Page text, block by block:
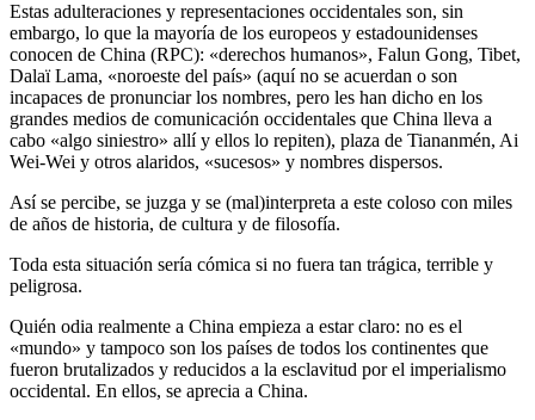
Estas adulteraciones y representaciones occidentales son, sin
embargo, lo que la mayoría de los europeos y estadounidenses
conocen de China (RPC): «derechos humanos», Falun Gong, Tibet,
Dalaï Lama, «noroeste del país» (aquí no se acuerdan o son
incapaces de pronunciar los nombres, pero les han dicho en los
grandes medios de comunicación occidentales que China lleva a
cabo «algo siniestro» allí y ellos lo repiten), plaza de Tiananmén, Ai
Wei-Wei y otros alaridos, «sucesos» y nombres dispersos.
Así se percibe, se juzga y se (mal)interpreta a este coloso con miles
de años de historia, de cultura y de filosofía.
Toda esta situación sería cómica si no fuera tan trágica, terrible y
peligrosa.
Quién odia realmente a China empieza a estar claro: no es el
«mundo» y tampoco son los países de todos los continentes que
fueron brutalizados y reducidos a la esclavitud por el imperialismo
occidental. En ellos, se aprecia a China.